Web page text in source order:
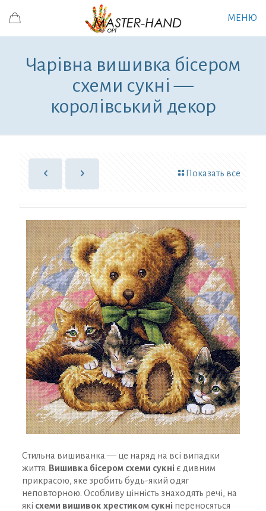
МЕНЮ
Чарівна вишивка бісером
схеми сукні —
королівський декор
Показать все
Стильна вишиванка — це наряд на всі випадки
життя. Вишивка бісером схеми сукні є дивним
прикрасою, яке зробить будь-який одяг
неповторною. Особливу цінність знаходять речі, на
які схеми вишивок хрестиком сукні переносяться